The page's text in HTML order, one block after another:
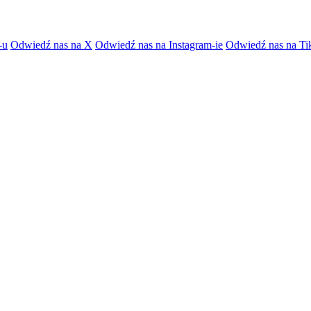
Odwiedź nas na X Odwiedź nas na Instagram-ie Odwiedź nas na